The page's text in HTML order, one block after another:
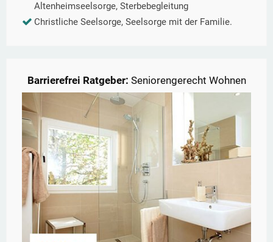
Altenheimseelsorge, Sterbebegleitung
Christliche Seelsorge, Seelsorge mit der Familie.
Barrierefrei Ratgeber: Seniorengerecht Wohnen